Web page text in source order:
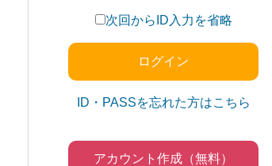
次回からID入力を省略
ID・PASSを忘れた方はこちら
アカウント作成（無料）